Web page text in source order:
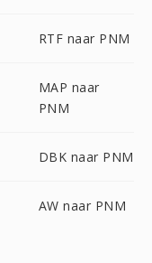
RTF naar PNM
MAP naar
PNM
DBK naar PNM
AW naar PNM